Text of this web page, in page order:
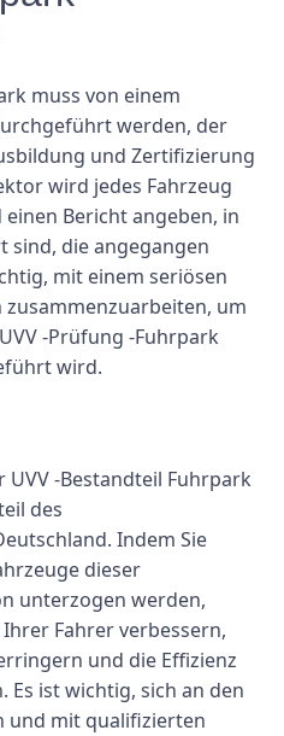
muss von einem
werden, der
und Zertifizierung
wird jedes Fahrzeug
Bericht angeben, in
sind, die angegangen
mit einem seriösen
um
-Prüfung -Fuhrpark
wird.
-Bestandteil Fuhrpark
des
Indem Sie
dieser
unterzogen werden,
Fahrer verbessern,
und die Effizienz
Es ist wichtig, sich an den
und mit qualifizierten